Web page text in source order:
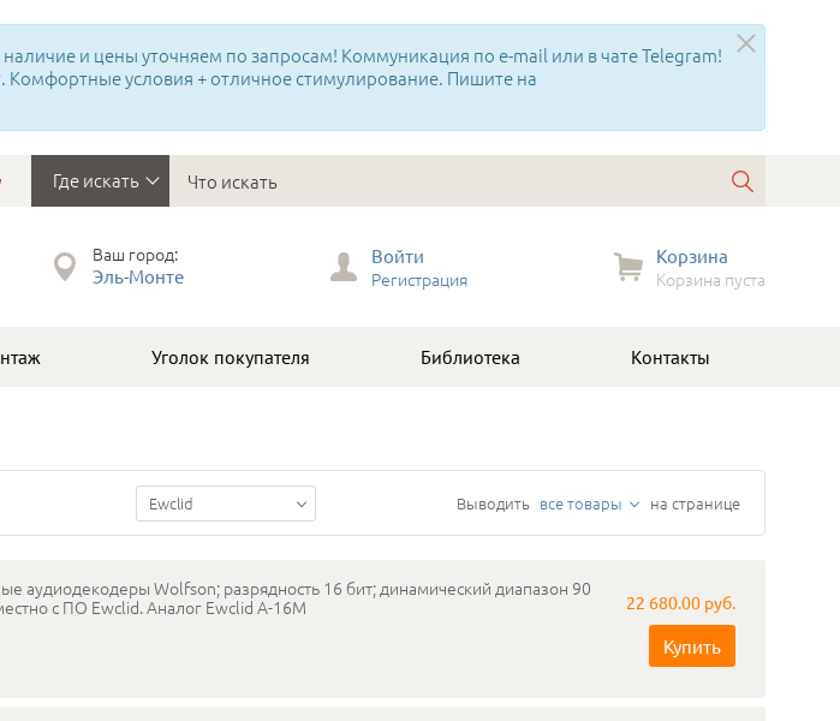
и цены уточняем по запросам! Коммуникация по e-mail или в чате Telegram!
Комфортные условия + отличное стимулирование. Пишите на
Где искать
Ваш город:
Эль-Монте
Войти
Регистрация
Корзина
Корзина пуста
Уголок покупателя Библиотека Контакты
Ewclid Выводить все товары на странице
аудиодекодеры Wolfson; разрядность 16 бит; динамический диапазон 90
с ПО Ewclid. Аналог Ewclid A-16M
22 680.00 руб.
Купить